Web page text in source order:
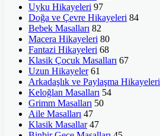
Uyku Hikayeleri 97
Doğa ve Çevre Hikayeleri 84
Bebek Masalları 82
Macera Hikayeleri 80
Fantazi Hikayeleri 68
Klasik Çocuk Masalları 67
Uzun Hikayeler 61
Arkadaşlık ve Paylaşma Hikayeleri
Keloğlan Masalları 54
Grimm Masalları 50
Aile Masalları 47
Klasik Masallar 47